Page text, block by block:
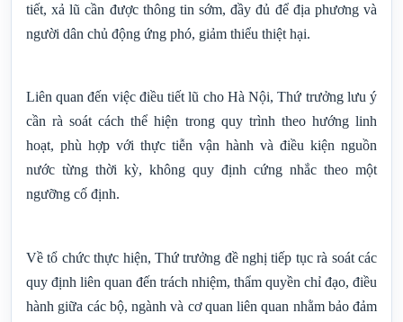
tiết, xả lũ cần được thông tin sớm, đầy đủ để địa phương và
người dân chủ động ứng phó, giảm thiểu thiệt hại.
Liên quan đến việc điều tiết lũ cho Hà Nội, Thứ trưởng lưu ý
cần rà soát cách thể hiện trong quy trình theo hướng linh
hoạt, phù hợp với thực tiễn vận hành và điều kiện nguồn
nước từng thời kỳ, không quy định cứng nhắc theo một
ngưỡng cố định.
Về tổ chức thực hiện, Thứ trưởng đề nghị tiếp tục rà soát các
quy định liên quan đến trách nhiệm, thẩm quyền chỉ đạo, điều
hành giữa các bộ, ngành và cơ quan liên quan nhằm bảo đảm